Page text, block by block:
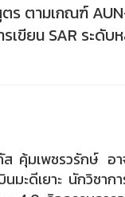
ตามเกณฑ์
เขียน SAR ระ
คุ้มเพชรวรักษ์ อ
มะดีเยาะ นักวิชา